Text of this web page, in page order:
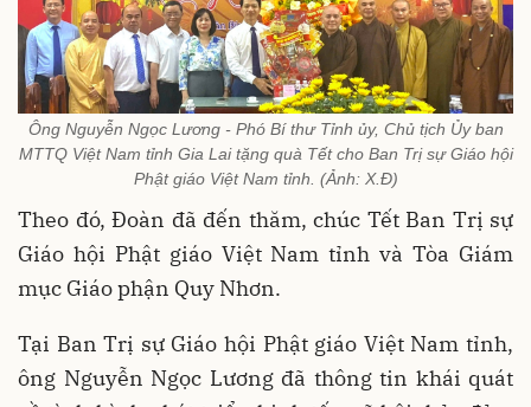
Ông Nguyễn Ngọc Lương - Phó Bí thư Tỉnh ủy, Chủ tịch Ủy ban
MTTQ Việt Nam tỉnh Gia Lai tặng quà Tết cho Ban Trị sự Giáo hội
Phật giáo Việt Nam tỉnh. (Ảnh: X.Đ)
Theo đó, Đoàn đã đến thăm, chúc Tết Ban Trị sự
Giáo hội Phật giáo Việt Nam tỉnh và Tòa Giám
mục Giáo phận Quy Nhơn.
Tại Ban Trị sự Giáo hội Phật giáo Việt Nam tỉnh,
ông Nguyễn Ngọc Lương đã thông tin khái quát